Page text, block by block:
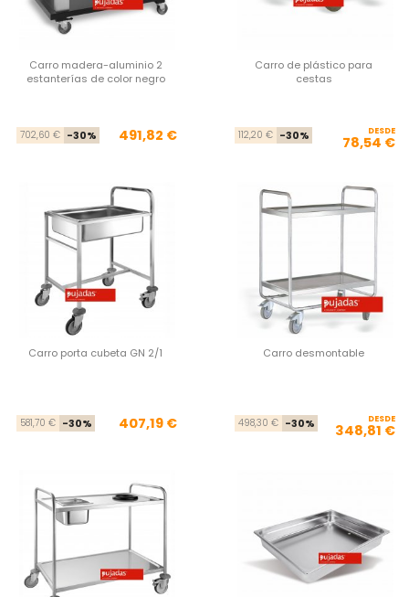
Carro madera-aluminio 2
estanterías de color negro
Precio base
702,60 € -30% Precio
491,82 €
Carro de plástico para
cestas
112,20 € -30% DESDE
78,54 €
Carro porta cubeta GN 2/1
Precio base
581,70 € -30% Precio
407,19 €
Carro desmontable
498,30 € -30% DESDE
348,81 €